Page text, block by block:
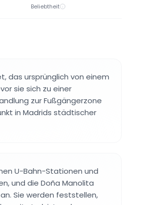
Beliebtheit
das ursprünglich von einem
sie sich zu einer
zur Fußgängerzone
in Madrids städtischer
U-Bahn-Stationen und
und die Doña Manolita
Sie werden feststellen,